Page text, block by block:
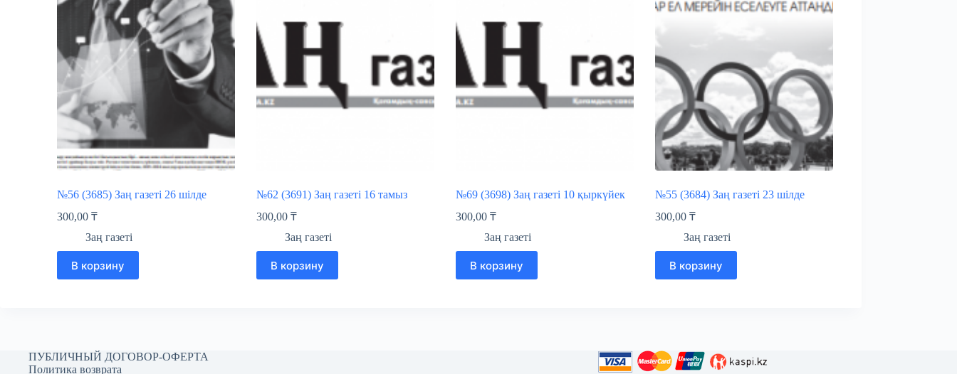
№56 (3685) Заң газеті 26 шілде
300,00 ₸
Заң газеті
В корзину
№62 (3691) Заң газеті 16 тамыз
300,00 ₸
Заң газеті
В корзину
№69 (3698) Заң газеті 10 қыркүйек
300,00 ₸
Заң газеті
В корзину
№55 (3684) Заң газеті 23 шілде
300,00 ₸
Заң газеті
В корзину
ПУБЛИЧНЫЙ ДОГОВОР-ОФЕРТА
Политика возврата